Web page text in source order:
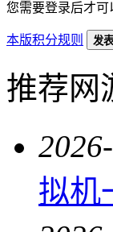
您需要登录后才可
本版积分规则 发
推荐网
拟机